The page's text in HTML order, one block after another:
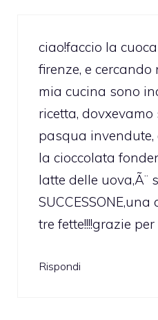
ciao!faccio la
firenze, e
mia cucina sono
ricetta,
pasqua
la cioccolata
latte delle uova,Ã¨
tre fette!!!!grazie per
Rispondi